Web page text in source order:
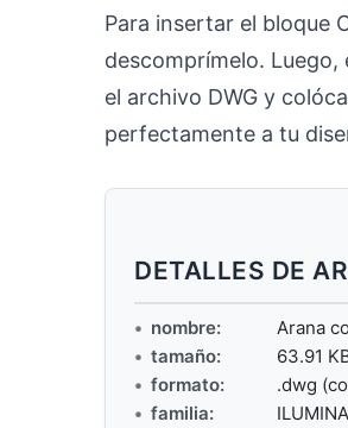
Para insertar el bloque
descomprímelo.
el archivo DWG y
perfectamente a tu
DETALLES DE
nombre:
Arana
tamaño:
63.91
formato:
.dwg
familia: